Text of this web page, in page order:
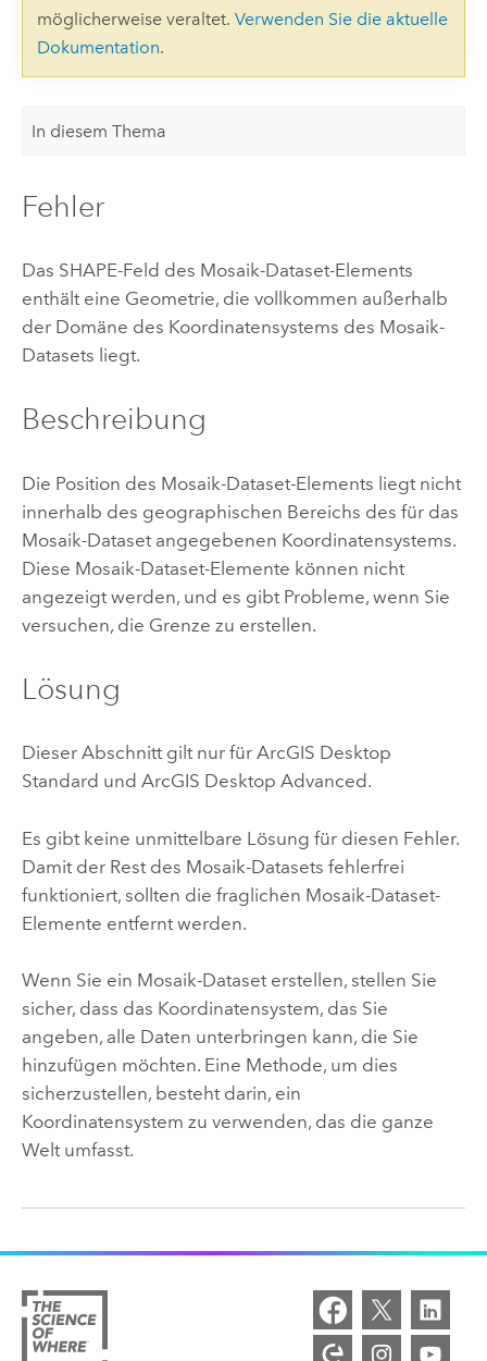
möglicherweise veraltet. Verwenden Sie die aktuelle
Dokumentation.
In diesem Thema
Fehler
Das SHAPE-Feld des Mosaik-Dataset-Elements
enthält eine Geometrie, die vollkommen außerhalb
der Domäne des Koordinatensystems des Mosaik-
Datasets liegt.
Beschreibung
Die Position des Mosaik-Dataset-Elements liegt nicht
innerhalb des geographischen Bereichs des für das
Mosaik-Dataset angegebenen Koordinatensystems.
Diese Mosaik-Dataset-Elemente können nicht
angezeigt werden, und es gibt Probleme, wenn Sie
versuchen, die Grenze zu erstellen.
Lösung
Dieser Abschnitt gilt nur für ArcGIS Desktop
Standard und ArcGIS Desktop Advanced.
Es gibt keine unmittelbare Lösung für diesen Fehler.
Damit der Rest des Mosaik-Datasets fehlerfrei
funktioniert, sollten die fraglichen Mosaik-Dataset-
Elemente entfernt werden.
Wenn Sie ein Mosaik-Dataset erstellen, stellen Sie
sicher, dass das Koordinatensystem, das Sie
angeben, alle Daten unterbringen kann, die Sie
hinzufügen möchten. Eine Methode, um dies
sicherzustellen, besteht darin, ein
Koordinatensystem zu verwenden, das die ganze
Welt umfasst.